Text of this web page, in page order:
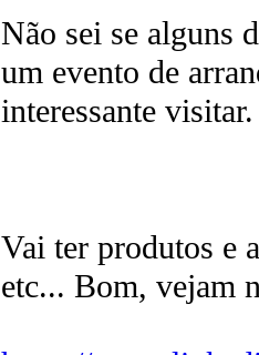
Não sei se alguns
um evento de
interessante visitar.
Vai ter produtos e
etc... Bom, vejam